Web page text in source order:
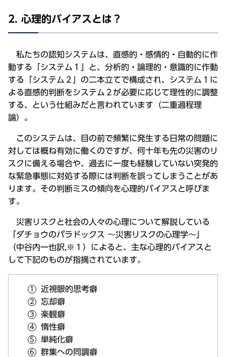
2. 心理的バイアスとは？
私たちの認知システムは、直感的・感情的・自動的に作
動する「システム１」と、分析的・論理的・意識的に作動
する「システム２」の二本立てで構成され、システム１に
よる直感的判断をシステム２が必要に応じて理性的に調整
する、という仕組みだと言われています（二重過程理
論）。
このシステムは、目の前で頻繁に発生する日常の問題に
対しては概ね有効に働くのですが、何十年も先の災害のリ
スクに備える場合や、過去に一度も経験していない突発的
な緊急事態に対処する際には判断を誤ってしまうことがあ
ります。その判断ミスの傾向を心理的バイアスと呼びま
す。
災害リスクと社会の人々の心理について解説している
「ダチョウのパラドックス ～災害リスクの心理学～」
（中谷内一也訳,※１）によると、主な心理的バイアスと
して下記のものが指摘されています。
近視眼的思考癖
忘却癖
楽観癖
惰性癖
単純化癖
群集への同調癖